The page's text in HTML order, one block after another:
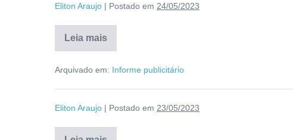
Eliton Araujo | Postado em 24/05/2023
Leia mais
Arquivado em: Informe publicitário
Eliton Araujo | Postado em 23/05/2023